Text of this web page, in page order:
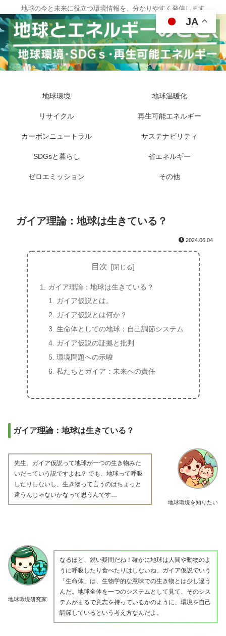
地球の今と未来に役立つ環境情報を、分かりやすく発信します
地球環境 地球温暖化
リサイクル 再生可能エネルギー
カーボンニュートラル サステナビリティ
SDGsと暮らし 省エネルギー
ゼロエミッション その他
ガイア理論：地球は生きている？
2024.06.04
目次
ガイア理論：地球は生きている？
ガイア仮説とは。
ガイア仮説とは何か？
生命体としての地球：自己調節システム
ガイア仮説の証拠と批判
環境問題への示唆
私たちとガイア：未来への責任
ガイア理論：地球は生きている？
地球環境を知りたい
先生、ガイア仮説って地球が一つの生き物みた
いだっていう説ですよね？ でも、地球って呼吸
したりしないし、生き物って言うのはちょっと
違うんじゃないかなって思うんです…
地球環境研究家
なるほど、鋭い疑問だね！確かに地球は人間や動物のよ
うに呼吸したり食べたりはしないね。ガイア仮説でいう
「生命体」は、生物学的な意味での生き物とは少し違う
んだ。地球全体を一つのシステムとして見て、そのシス
テムがまるで意志を持っているかのように、環境を自己
調節しているという考え方なんだよ。
JA